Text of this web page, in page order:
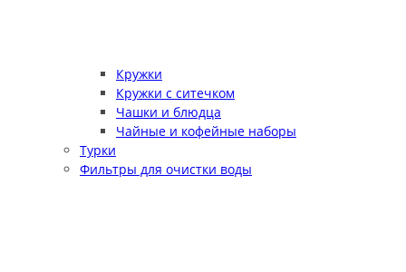
Кружки
Кружки с ситечком
Чашки и блюдца
Чайные и кофейные наборы
Турки
Фильтры для очистки воды